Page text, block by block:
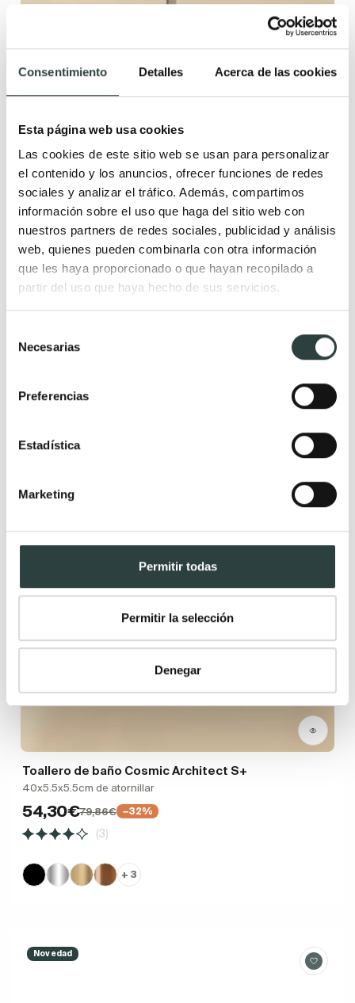
Consentimiento Detalles Acerca de las cookies
Esta página web usa cookies
Las cookies de este sitio web se usan para personalizar
el contenido y los anuncios, ofrecer funciones de redes
sociales y analizar el tráfico. Además, compartimos
información sobre el uso que haga del sitio web con
nuestros partners de redes sociales, publicidad y análisis
web, quienes pueden combinarla con otra información
que les haya proporcionado o que hayan recopilado a
partir del uso que haya hecho de sus servicios.
Necesarias
Preferencias
Estadística
Marketing
Permitir todas
Permitir la selección
Denegar
Portaescobillero con portarrollos de Cosmic Combi
Flat
Extraplano 10x19.3x76 cm, a suelo
66,07€94,38€ −30%
Rebajas
Toallero de baño Cosmic Architect S+
40x5.5x5.5cm de atornillar
54,30€79,86€ −32%
(3)
+ 3
Novedad